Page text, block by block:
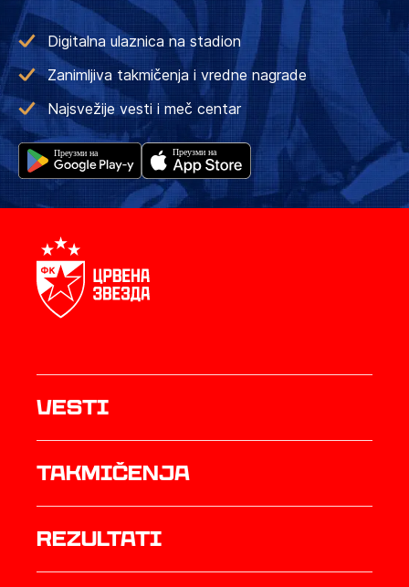
Digitalna ulaznica na stadion
Zanimljiva takmičenja i vredne nagrade
Najsvežije vesti i meč centar
Vesti
Takmičenja
rezultati